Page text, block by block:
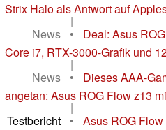
Strix Halo als Antwort auf
|
News
•
Deal: Asus
Core i7, RTX-3000-Grafik und
|
News
•
Dieses AAA-
angetan: Asus ROG Flow z13
|
Testbericht
•
Asus ROG